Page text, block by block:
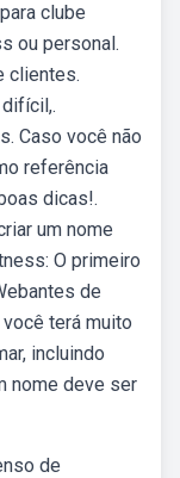
clube
ou personal.
clientes.
Caso você não
referência
dicas!.
um nome
O primeiro
de
terá muito
incluindo
nome deve ser
de